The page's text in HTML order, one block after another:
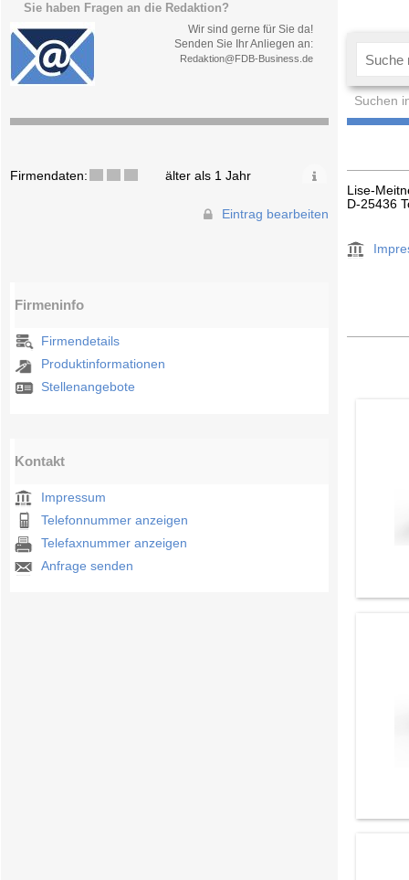
Sie haben Fragen an die Redaktion?
Wir sind gerne für Sie da!
Senden Sie Ihr Anliegen an:
Redaktion@FDB-Business.de
Suchen
Firmendaten: älter als 1 Jahr
Eintrag bearbeiten
Firmeninfo
Firmendetails
Produktinformationen
Stellenangebote
Kontakt
Impressum
Telefonnummer anzeigen
Telefaxnummer anzeigen
Anfrage senden
Lise-
D-25436